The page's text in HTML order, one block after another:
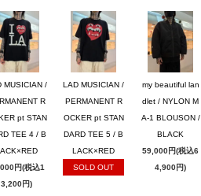
MUSICIAN /
R
pt STAN
TEE 4 / B
円(税込1
3,200円)
LAD MUSICIAN /
PERMANENT R
OCKER pt STAN
DARD TEE 5 / B
LACK×RED
SOLD OUT
my beautiful lan
dlet / NYLON M
A-1 BLOUSON /
BLACK
59,000円(税込6
4,900円)